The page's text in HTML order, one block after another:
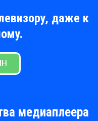
даже к
медиаплеера